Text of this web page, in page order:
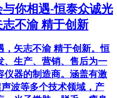
你相遇-恒泰众诚光
不渝 精于创新
，矢志不渝 精于创新。恒
、生产、营销、售后为一
仪器的制造商。涵盖有激
波等多个技术领域，产